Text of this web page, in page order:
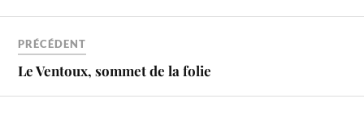
PRÉCÉDENT
Le Ventoux, sommet de la folie